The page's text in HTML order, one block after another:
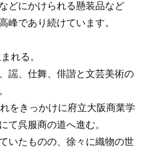
どにかけられる懸装品など
峰であり続けています。
れる。
謡、仕舞、俳諧と文芸美術の
をきっかけに府立大阪商業学
て呉服商の道へ進む。
いたものの、徐々に織物の世